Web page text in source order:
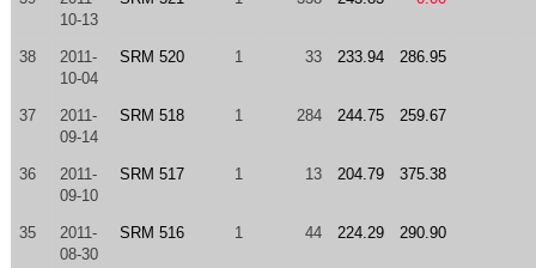
10-13
38
2011-
10-04
SRM 520 1 33 233.94 286.95
37
2011-
09-14
SRM 518 1 284 244.75 259.67
36
2011-
09-10
SRM 517 1 13 204.79 375.38
35
2011-
08-30
SRM 516 1 44 224.29 290.90